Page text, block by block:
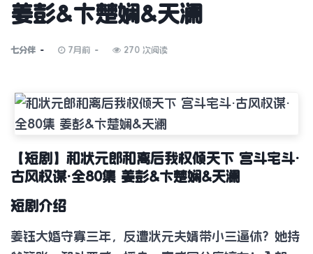
姜彭&卞楚娴&天澜
七分伴 7月前 270 次阅读
【短剧】和状元郎和离后我权倾天下 宫斗宅斗·
古风权谋·全80集 姜彭&卞楚娴&天澜
短剧介绍
姜钰大婚守寡三年，反遭状元夫婿带小三逼休？她持